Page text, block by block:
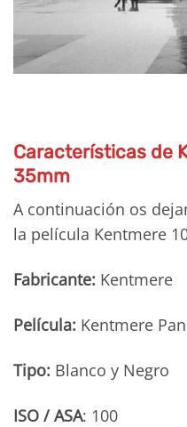
Características de
35mm
A continuación os
la película Kentmere
Fabricante: Kentmere
Película: Kentmere
Tipo: Blanco y Negro
ISO / ASA: 100